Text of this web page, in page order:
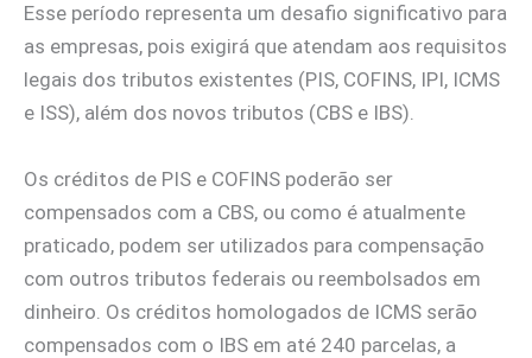
Esse período representa um desafio significativo para
as empresas, pois exigirá que atendam aos requisitos
legais dos tributos existentes (PIS, COFINS, IPI, ICMS
e ISS), além dos novos tributos (CBS e IBS).
Os créditos de PIS e COFINS poderão ser
compensados com a CBS, ou como é atualmente
praticado, podem ser utilizados para compensação
com outros tributos federais ou reembolsados em
dinheiro. Os créditos homologados de ICMS serão
compensados com o IBS em até 240 parcelas, a